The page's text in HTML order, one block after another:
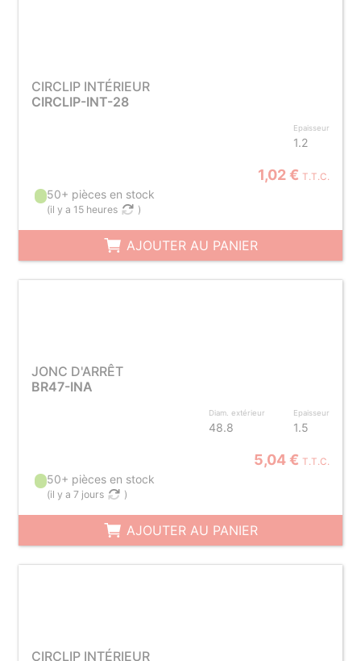
CIRCLIP INTÉRIEUR
CIRCLIP-INT-28
Epaisseur
1.2
1,02 € T.T.C.
50+ pièces en stock
(il y a 15 heures )
AJOUTER AU PANIER
JONC D'ARRÊT
BR47-INA
Diam. extérieur
48.8
Epaisseur
1.5
5,04 € T.T.C.
50+ pièces en stock
(il y a 7 jours )
AJOUTER AU PANIER
CIRCLIP INTÉRIEUR